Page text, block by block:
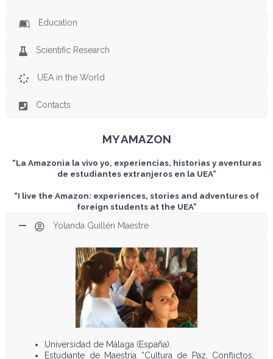
Education
Scientific Research
UEA in the World
Contacts
MY AMAZON
“La Amazonia la vivo yo, experiencias, historias y aventuras
de estudiantes extranjeros en la UEA”
“I live the Amazon: experiences, stories and adventures of
foreign students at the UEA”
Yolanda Guillén Maestre
Universidad de Málaga (España).
Estudiante de Maestría “Cultura de Paz, Conflictos,